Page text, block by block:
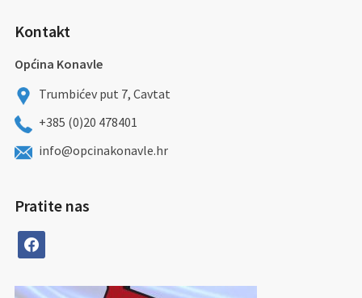
Kontakt
Općina Konavle
Trumbićev put 7, Cavtat
+385 (0)20 478401
info@opcinakonavle.hr
Pratite nas
facebook